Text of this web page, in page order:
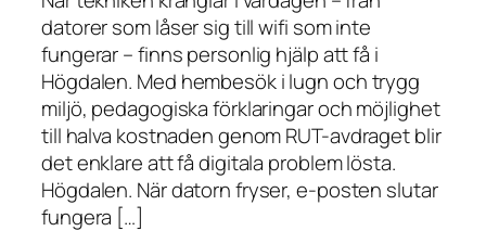
datorer som låser sig till wifi som inte
fungerar – finns personlig hjälp att få i
Högdalen. Med hembesök i lugn och trygg
miljö, pedagogiska förklaringar och möjlighet
till halva kostnaden genom RUT-avdraget blir
det enklare att få digitala problem lösta.
Högdalen. När datorn fryser, e-posten slutar
fungera […]